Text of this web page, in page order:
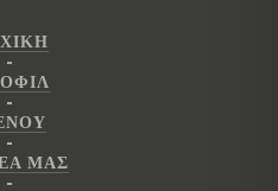
ΜΑΣ